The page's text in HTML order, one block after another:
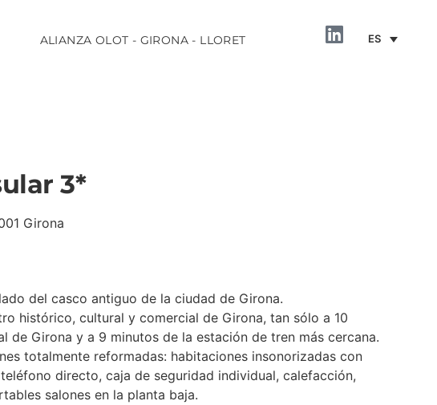
ALIANZA OLOT - GIRONA - LLORET ES
3*
Girona
del casco antiguo de la ciudad de Girona.
histórico, cultural y comercial de Girona, tan sólo a 10
de Girona y a 9 minutos de la estación de tren más cercana.
totalmente reformadas: habitaciones insonorizadas con
directo, caja de seguridad individual, calefacción,
salones en la planta baja.